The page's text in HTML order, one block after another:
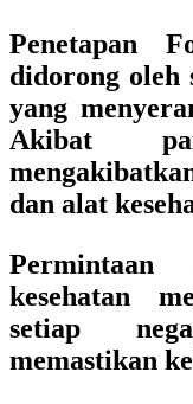
Penetapan
didorong oleh
yang
Akibat
dan alat
kesehatan
setiap
memastikan